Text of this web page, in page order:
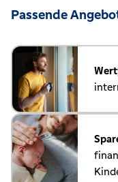
Passende